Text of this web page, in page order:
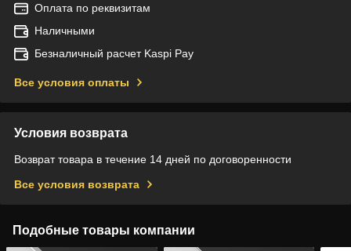
Оплата по реквизитам
Наличными
Безналичный расчет Kaspi Pay
Все условия оплаты
Условия возврата
Возврат товара в течение 14 дней по договоренности
Все условия возврата
Подобные товары компании